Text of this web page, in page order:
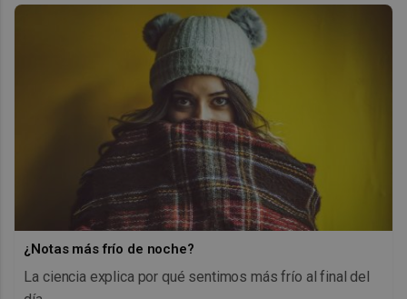
¿Notas más frío de noche?
La ciencia explica por qué sentimos más frío al final del